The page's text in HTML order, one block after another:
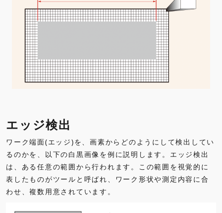
エッジ検出
ワーク端面(エッジ)を、画素からどのようにして検出してい
るのかを、以下の白黒画像を例に説明します。エッジ検出
は、ある任意の範囲から行われます。この範囲を視覚的に
表したものがツールと呼ばれ、ワーク形状や測定内容に合
わせ、複数用意されています。